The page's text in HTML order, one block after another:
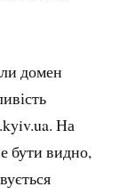
домен
.kyiv.ua. На
бути видно,